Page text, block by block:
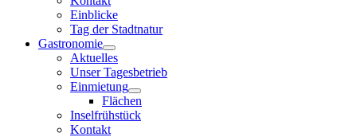
Einblicke
Tag der Stadtnatur
Gastronomie
Aktuelles
Unser Tagesbetrieb
Einmietung
Flächen
Inselfrühstück
Kontakt